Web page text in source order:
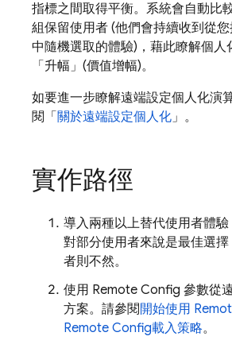
指標之間取得平衡。系統會自動比
組保留使用者 (他們會持續收到從
中隨機選取的體驗)，藉此瞭解個人
「升幅」(價值增幅)。
如要進一步瞭解遠端設定個人化演
閱「 關於遠端設定個人化」。
實作路徑
導入兩種以上替代使用者體
對部分使用者來說是最佳選
者則不然。
使用 Remote Config 參數從
方案。請參閱 開始使用
Remote Config載入策略。